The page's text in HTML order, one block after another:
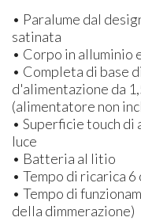
• Paralume dal
satinata
• Corpo in alluminio
• Completa di base
d'alimentazione da
(alimentatore non
• Superficie touch
luce
• Batteria al litio
• Tempo di ricarica 6
• Tempo di
della dimmerazione)